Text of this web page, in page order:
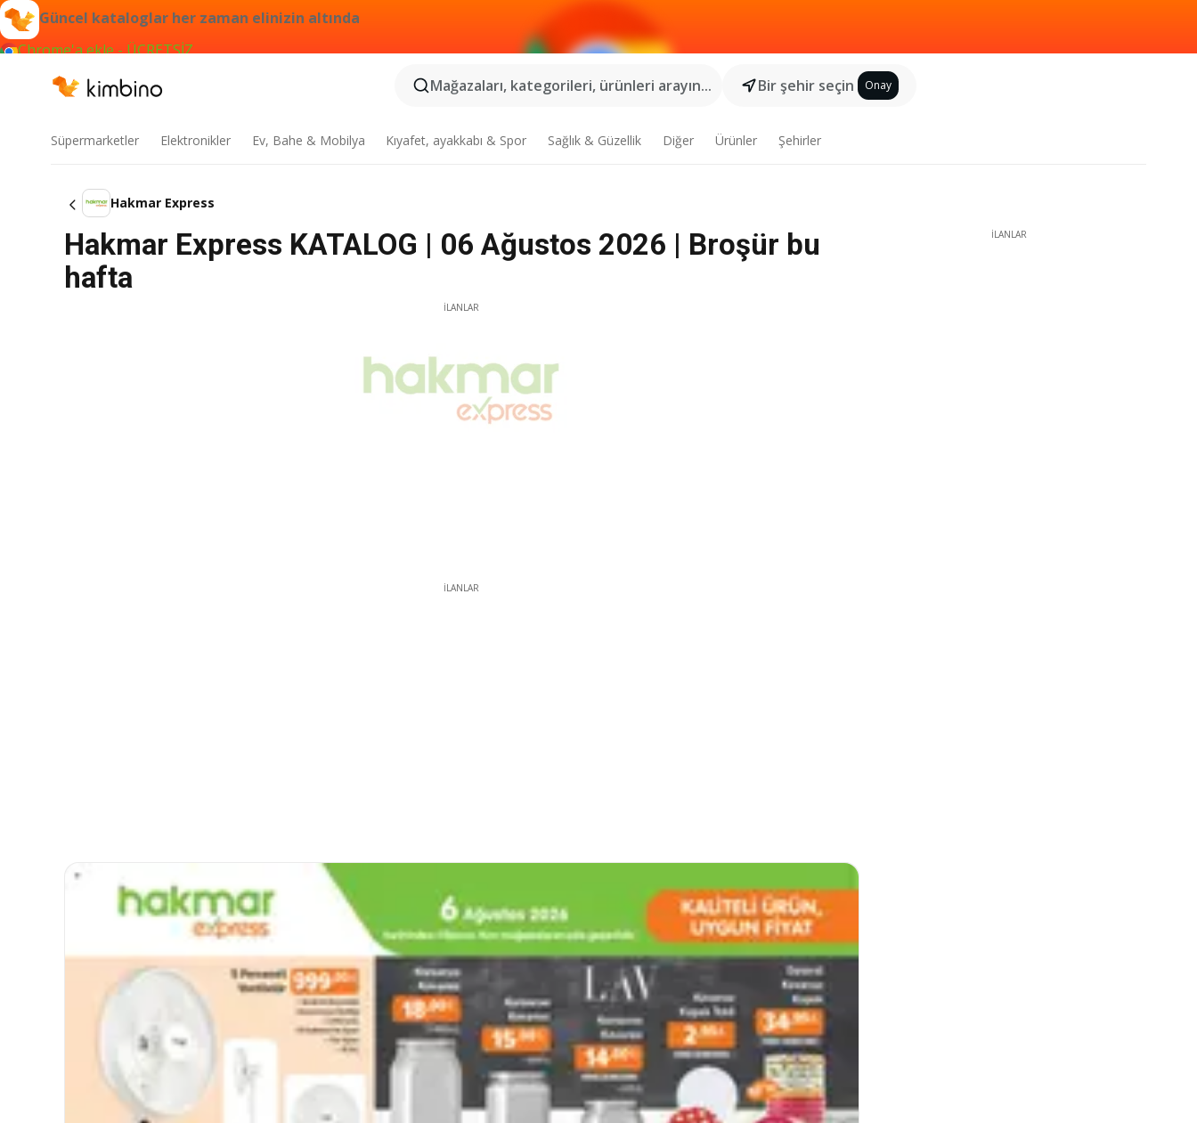
Güncel kataloglar her zaman elinizin altında
Chrome'a ekle - ÜCRETSİZ
Mağazaları, kategorileri, ürünleri arayın...
Bir şehir seçin Onay
Süpermarketler Elektronikler Ev, Bahe & Mobilya Kıyafet, ayakkabı & Spor Sağlık & Güzellik Diğer Ürünler Şehirler
Hakmar Express
Hakmar Express KATALOG | 06 Ağustos 2026 | Broşür bu
hafta
İLANLAR
İLANLAR
İLANLAR